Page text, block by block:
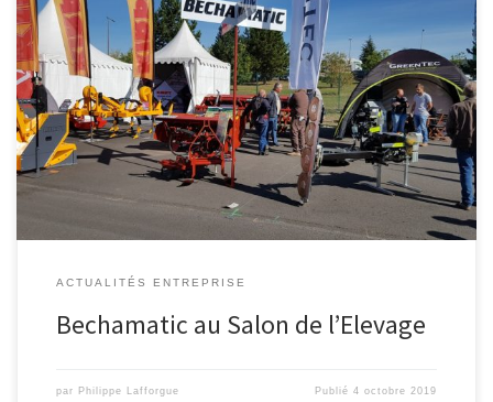
En direct live du Sommet de l’Elevage à Clermont-Ferrand Le, le
salon Européen des professionnels de l’élevage. Nous exposons
nos […]
ACTUALITÉS ENTREPRISE
Bechamatic au Salon de l’Elevage
par Philippe Lafforgue Publié4 octobre 2019